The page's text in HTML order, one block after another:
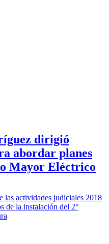
dirigió
abordar planes
Mayor Eléctrico
las actividades judiciales 2018
de la instalación del 2°